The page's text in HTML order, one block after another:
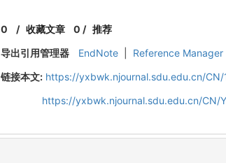
0 /收藏文章 0 / 推荐
导出引用管理器
EndNote Reference Manager
链接本文: https://yxbwk.njournal.sdu.edu.cn/
https://yxbwk.njournal.sdu.edu.cn/CN/